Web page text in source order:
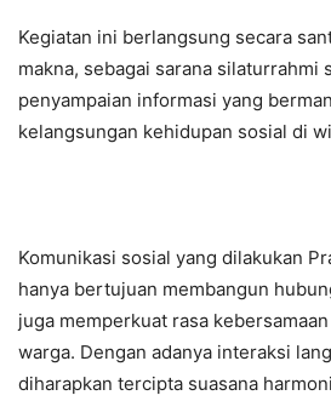
Kegiatan ini berlangsung secara
makna, sebagai sarana silaturrahmi
penyampaian informasi yang
kelangsungan kehidupan sosial di
Komunikasi sosial yang dilakukan
hanya bertujuan membangun
juga memperkuat rasa
warga. Dengan adanya interaksi
diharapkan tercipta suasana